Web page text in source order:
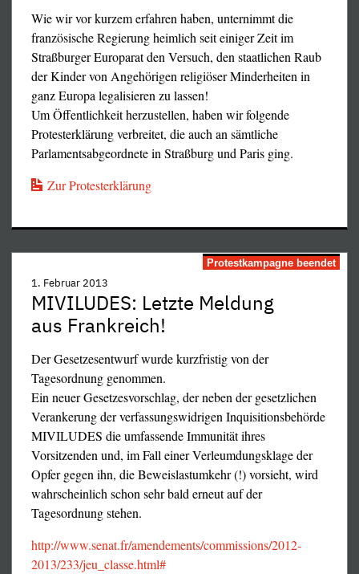
Staatsbürger nicht an die USA ausliefern konnte, so
wenigstens Gregorian Bivolaru wegen erlogener
Sexualdelikte mit "Minderjährigen" an seine Henker in
Rumänien.
Und EU-weit scheint zu gelten:
Falsche Flüchtlinge willkommen, echte Asylanten ab in
den Knast.
Die eigentliche Pest heißt
Sozialdemokratie, denn ihre
Substanz ist seit über 100 Jahren
der Verrat!
Friedrich Ebert
Henker der deutschen
Novemberrevolution
Willy Brandt Bruch
Wie wir vor kurzem erfahren haben, unternimmt die
französische Regierung heimlich seit einiger Zeit im
Straßburger Europarat den Versuch, den staatlichen Raub
der Kinder von Angehörigen religiöser Minderheiten in
ganz Europa legalisieren zu lassen!
Um Öffentlichkeit herzustellen, haben wir folgende
Protesterklärung verbreitet, die auch an sämtliche
Parlamentsabgeordnete in Straßburg und Paris ging.
Zur Protesterklärung
Protestkampagne beendet
1. Februar 2013
MIVILUDES: Letzte Meldung
aus Frankreich!
Der Gesetzesentwurf wurde kurzfristig von der
Tagesordnung genommen.
Ein neuer Gesetzesvorschlag, der neben der gesetzlichen
Verankerung der verfassungswidrigen Inquisitionsbehörde
MIVILUDES die umfassende Immunität ihres
Vorsitzenden und, im Fall einer Verleumdungsklage der
Opfer gegen ihn, die Beweislastumkehr (!) vorsieht, wird
wahrscheinlich schon sehr bald erneut auf der
Tagesordnung stehen.
http://www.senat.fr/amendements/commissions/2012-
2013/233/jeu_classe.html#